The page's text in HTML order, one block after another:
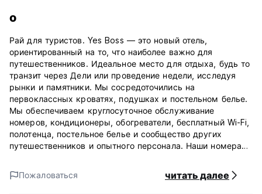
о
Рай для туристов. Yes Boss — это новый отель,
ориентированный на то, что наиболее важно для
путешественников. Идеальное место для отдыха, будь то
транзит через Дели или проведение недели, исследуя
рынки и памятники. Мы сосредоточились на
первоклассных кроватях, подушках и постельном белье.
Мы обеспечиваем круглосуточное обслуживание
номеров, кондиционеры, обогреватели, бесплатный Wi-Fi,
полотенца, постельное белье и сообщество других
путешественников и опытного персонала. Наши номера
комнатой, и у нас есть отличная общая зона для отдыха.
Вы почувствуете настоящую Индию на главном базаре
Пожаловаться читать далее